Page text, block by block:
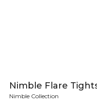
Nimble Flare
Nimble Collection